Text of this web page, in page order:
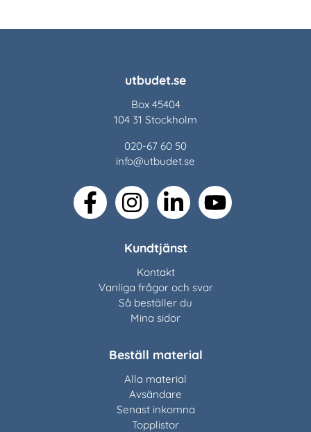
utbudet.se
Box 45404
104 31 Stockholm
020-67 60 50
info@utbudet.se
facebookinstagramlinkedin youtube
Kundtjänst
Kontakt
Vanliga frågor och svar
Så beställer du
Mina sidor
Beställ material
Alla material
Avsändare
Senast inkomna
Topplistor